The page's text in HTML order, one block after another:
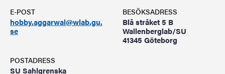
E-POST
hobby.aggarwal@wlab.gu.
se
BESÖKSADRESS
Blå stråket 5 B
Wallenberglab/SU
41345 Göteborg
POSTADRESS
SU Sahlgrenska